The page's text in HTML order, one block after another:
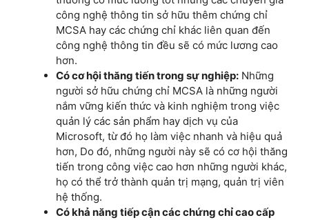
công nghệ thông tin sở hữu thêm chứng chỉ
MCSA hay các chứng chỉ khác liên quan đến
công nghệ thông tin đều sẽ có mức lương cao
hơn.
Có cơ hội thăng tiến trong sự nghiệp: Những
người sở hữu chứng chỉ MCSA là những người
nắm vững kiến thức và kinh nghiệm trong việc
quản lý các sản phẩm hay dịch vụ của
Microsoft, từ đó họ làm việc nhanh và hiệu quả
hơn, Do đó, những người này sẽ có cơ hội thăng
tiến trong công việc cao hơn những người khác,
họ có thể trở thành quản trị mạng, quản trị viên
hệ thống.
Có khả năng tiếp cận các chứng chỉ cao cấp